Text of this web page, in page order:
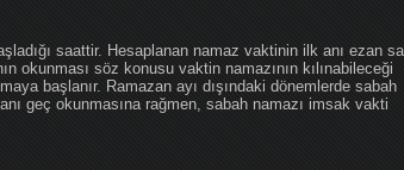
saattir. Hesaplanan namaz vaktinin ilk anı ezan
okunması söz konusu vaktin namazının kılınabileceği
başlanır. Ramazan ayı dışındaki dönemlerde sabah
geç okunmasına rağmen, sabah namazı imsak vakti